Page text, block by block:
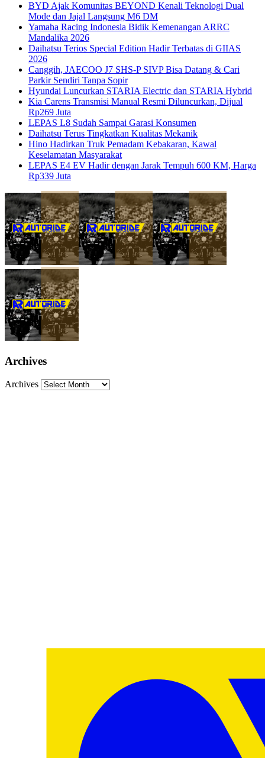
BYD Ajak Komunitas BEYOND Kenali Teknologi Dual
Mode dan Jajal Langsung M6 DM
Yamaha Racing Indonesia Bidik Kemenangan ARRC
Mandalika 2026
Daihatsu Terios Special Edition Hadir Terbatas di GIIAS
2026
Canggih, JAECOO J7 SHS-P SIVP Bisa Datang & Cari
Parkir Sendiri Tanpa Sopir
Hyundai Luncurkan STARIA Electric dan STARIA Hybrid
Kia Carens Transmisi Manual Resmi Diluncurkan, Dijual
Rp269 Juta
LEPAS L8 Sudah Sampai Garasi Konsumen
Daihatsu Terus Tingkatkan Kualitas Mekanik
Hino Hadirkan Truk Pemadam Kebakaran, Kawal
Keselamatan Masyarakat
LEPAS E4 EV Hadir dengan Jarak Tempuh 600 KM, Harga
Rp339 Juta
Archives
Archives